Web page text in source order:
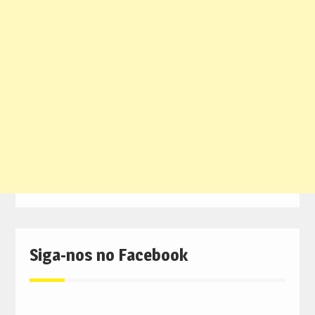
Siga-nos no Facebook